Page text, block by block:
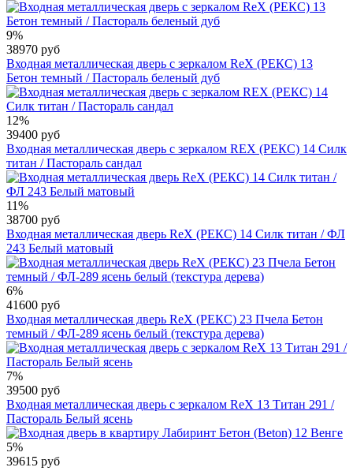
9%
38970 руб
Входная металлическая дверь с зеркалом RеX (РЕКС) 13
Бетон темный / Пастораль беленый дуб
12%
39400 руб
Входная металлическая дверь с зеркалом REX (РЕКС) 14 Силк
титан / Пастораль сандал
11%
38700 руб
Входная металлическая дверь RеX (РЕКС) 14 Силк титан / ФЛ
243 Белый матовый
6%
41600 руб
Входная металлическая дверь RеX (РЕКС) 23 Пчела Бетон
темный / ФЛ-289 ясень белый (текстура дерева)
7%
39500 руб
Входная металлическая дверь с зеркалом RеX 13 Титан 291 /
Пастораль Белый ясень
5%
39615 руб